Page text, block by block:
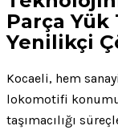
Parça Yük
Yenilikçi
Kocaeli, hem
lokomotifi
taşımacılığı